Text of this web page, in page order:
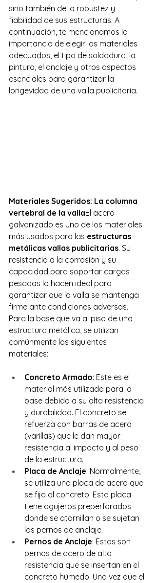
sino también de la robustez y
fiabilidad de sus estructuras. A
continuación, te mencionamos la
importancia de elegir los materiales
adecuados, el tipo de soldadura, la
pintura, el anclaje y otros aspectos
esenciales para garantizar la
longevidad de una valla publicitaria.
Materiales Sugeridos: La columna
vertebral de la vallaEl acero
galvanizado es uno de los materiales
más usados para las estructuras
metálicas vallas publicitarias. Su
resistencia a la corrosión y su
capacidad para soportar cargas
pesadas lo hacen ideal para
garantizar que la valla se mantenga
firme ante condiciones adversas.
Para la base que va al piso de una
estructura metálica, se utilizan
comúnmente los siguientes
materiales:
Concreto Armado: Este es el
material más utilizado para la
base debido a su alta resistencia
y durabilidad. El concreto se
refuerza con barras de acero
(varillas) que le dan mayor
resistencia al impacto y al peso
de la estructura.
Placa de Anclaje: Normalmente,
se utiliza una placa de acero que
se fija al concreto. Esta placa
tiene agujeros preperforados
donde se atornillan o se sujetan
los pernos de anclaje.
Pernos de Anclaje: Estos son
pernos de acero de alta
resistencia que se insertan en el
concreto húmedo. Una vez que el